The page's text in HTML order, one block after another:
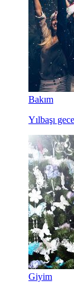
Bakım
Yılbaşı
Giyim